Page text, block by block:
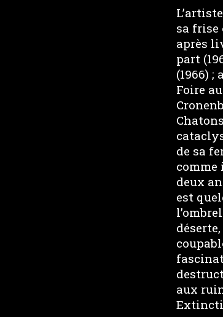
sa frise
après
part
(1966)
Foire
de sa
comme
deux
est
aux